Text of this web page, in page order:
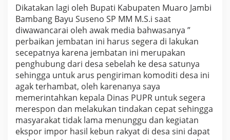
y
a
g
r
u
s
a
k
d
i
D
s
a
Dikatakan lagi oleh Bupati Kabupaten Muaro Jambi
Bambang Bayu Suseno SP MM M.S.i saat
diwawancarai oleh awak media bahwasanya ”
perbaikan jembatan ini harus segera di lakukan
secepatnya karena jembatan ini merupakan
penghubung dari desa sebelah ke desa satunya
sehingga untuk arus pengiriman komoditi desa ini
agak terhambat, oleh karenanya saya
memerintahkan kepala Dinas PUPR untuk segera
merespon dan melakukan tindakan cepat sehingga
masyarakat tidak lama menunggu dan kegiatan
ekspor impor hasil kebun rakyat di desa sini dapat